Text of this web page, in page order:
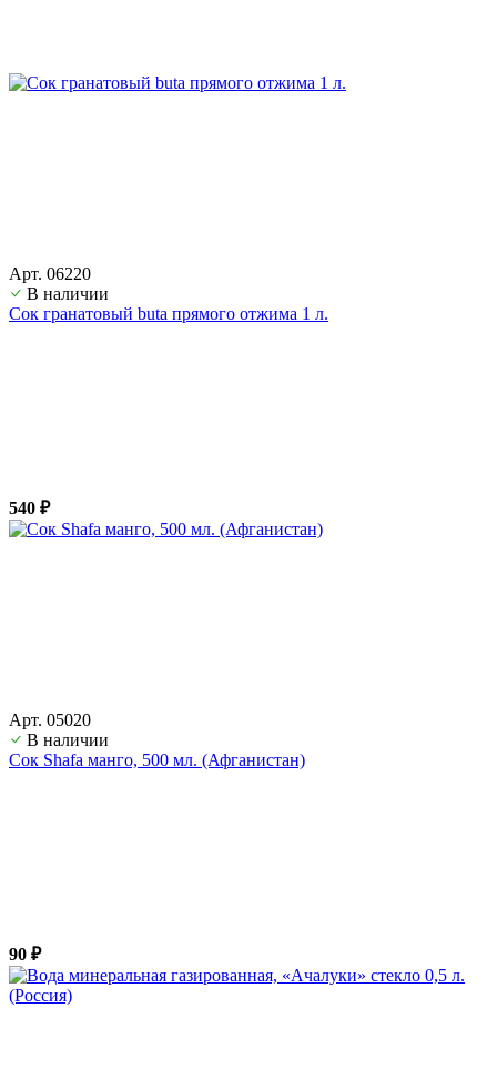
Арт. 06220
В наличии
Сок гранатовый buta прямого отжима 1 л.
540 ₽
Арт. 05020
В наличии
Сок Shafa манго, 500 мл. (Афганистан)
90 ₽